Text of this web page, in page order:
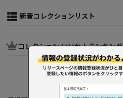
新着コレクションリスト
コレクション いいね！ランキング